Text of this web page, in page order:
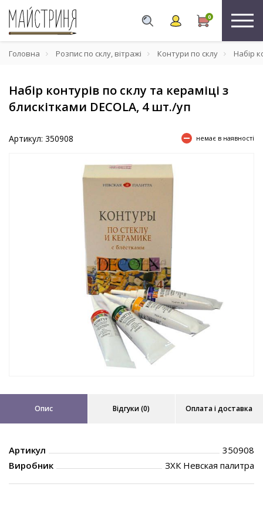
0
Головна Розпис по склу, вітражі Контури по склу Набір
Набір контурів по склу та кераміці з
блискітками DECOLA, 4 шт./уп
Артикул: 350908 немає в наявності
Опис Відгуки (0) Оплата і доставка
Артикул
350908
Виробник
ЗХК Невская палитра